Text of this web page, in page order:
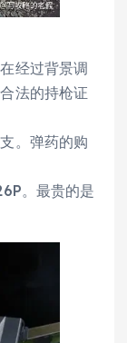
经过背景调
法的持枪证
。弹药的购
。最贵的是